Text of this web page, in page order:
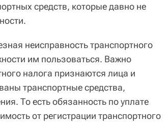
средств, которые давно не
неисправность транспортного
им пользоваться. Важно
налога признаются лица и
транспортные средства,
То есть обязанность по уплате
от регистрации транспортного